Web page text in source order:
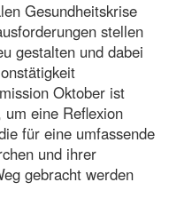
Gesundheitskrise
stellen
gestalten und dabei
Oktober ist
eine Reflexion
für eine umfassende
und ihrer
gebracht werden